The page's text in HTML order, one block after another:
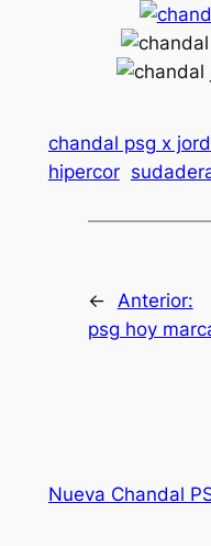
chandal psg x
hipercor
←
Anterior:
psg hoy
Nueva Chandal